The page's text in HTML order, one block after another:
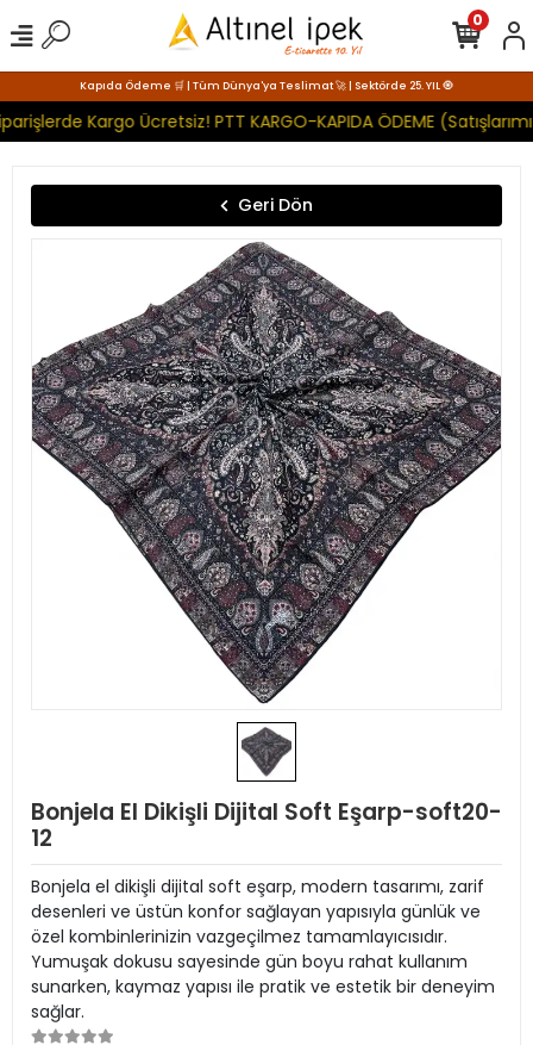
Kapıda Ödeme 🛒 | Tüm Dünya'ya Teslimat 🚀 | Sektörde 25. YIL 🧿
Kargo Ücretsiz! PTT KARGO-KAPIDA ÖDEME
0
Geri Dön
Bonjela El Dikişli Dijital Soft Eşarp-soft20-
12
Bonjela el dikişli dijital soft eşarp, modern tasarımı, zarif
desenleri ve üstün konfor sağlayan yapısıyla günlük ve
özel kombinlerinizin vazgeçilmez tamamlayıcısıdır.
Yumuşak dokusu sayesinde gün boyu rahat kullanım
sunarken, kaymaz yapısı ile pratik ve estetik bir deneyim
sağlar.